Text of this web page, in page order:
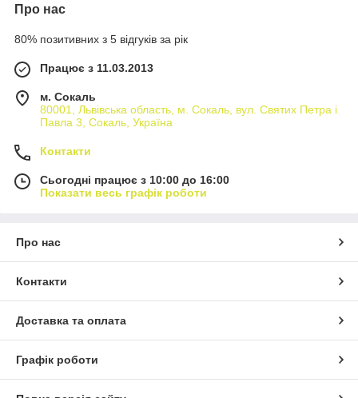
Про нас
80% позитивних з 5 відгуків за рік
Працює з 11.03.2013
м. Сокаль
80001, Львівська область, м. Сокаль, вул. Святих Петра і
Павла 3, Сокаль, Україна
Контакти
Сьогодні працює з 10:00 до 16:00
Показати весь графік роботи
Про нас
Контакти
Доставка та оплата
Графік роботи